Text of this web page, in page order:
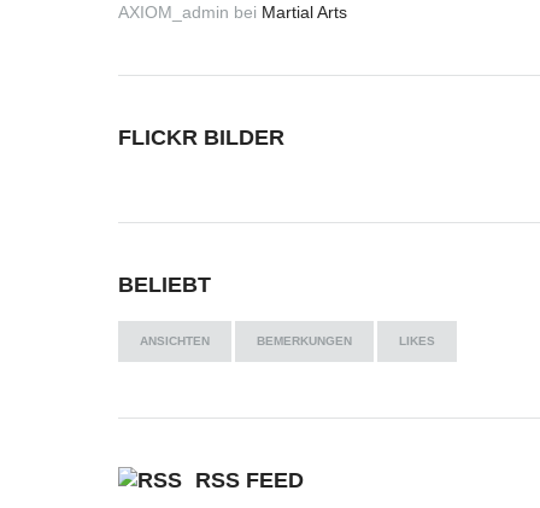
AXIOM_admin bei Martial Arts
FLICKR BILDER
BELIEBT
ANSICHTEN BEMERKUNGEN LIKES
RSS FEED